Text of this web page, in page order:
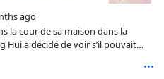
ago
la cour de sa maison dans la
Hui a décidé de voir s’il pouvait